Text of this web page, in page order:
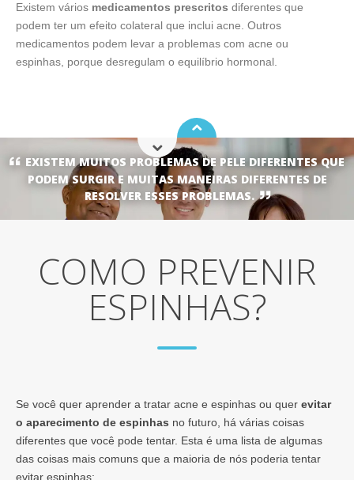
Existem vários medicamentos prescritos diferentes que
podem ter um efeito colateral que inclui acne. Outros
medicamentos podem levar a problemas com acne ou
espinhas, porque desregulam o equilíbrio hormonal.
EXISTEM MUITOS PROBLEMAS DE PELE DIFERENTES QUE
PODEM SURGIR E MUITAS MANEIRAS DIFERENTES DE
RESOLVER ESSES PROBLEMAS.
COMO PREVENIR
ESPINHAS?
Se você quer aprender a tratar acne e espinhas ou quer evitar
o aparecimento de espinhas no futuro, há várias coisas
diferentes que você pode tentar. Esta é uma lista de algumas
das coisas mais comuns que a maioria de nós poderia tentar
evitar espinhas: